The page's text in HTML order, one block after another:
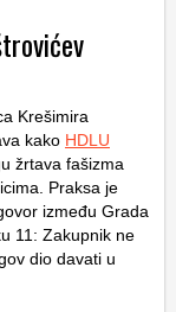
Krešimira
kako HDLU
žrtava fašizma
Praksa je
između Grada
11: Zakupnik ne
dio davati u